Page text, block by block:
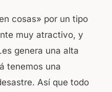
cosas» por un tipo
muy atractivo, y
genera una alta
tenemos una
Así que todo